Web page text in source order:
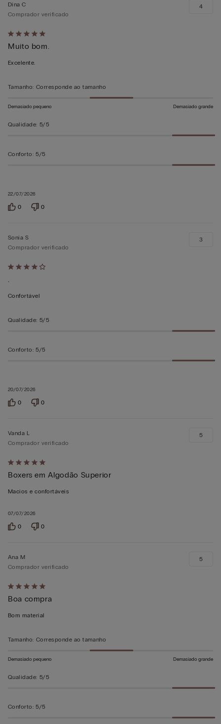
Atribuiu
5
em
22/07/2026
Dina C
Comprador verificado
Muito bom.
Excelente.
4
Tamanho: Corresponde ao tamanho
Demasiado pequeno Demasiado grande
Qualidade: 5/5
Conforto: 5/5
0 0
Atribuiu
4
em
20/07/2026
Sonia S
Comprador verificado
.
Confortável
3
Qualidade: 5/5
Conforto: 5/5
0 0
Atribuiu
5
em
07/07/2026
Vanda L
Comprador verificado
Boxers em Algodão Superior
Macios e confortáveis
5
0 0
Atribuiu
5
em
Ana M
Comprador verificado
Boa compra
Bom material
5
Tamanho: Corresponde ao tamanho
Demasiado pequeno Demasiado grande
Qualidade: 5/5
Conforto: 5/5